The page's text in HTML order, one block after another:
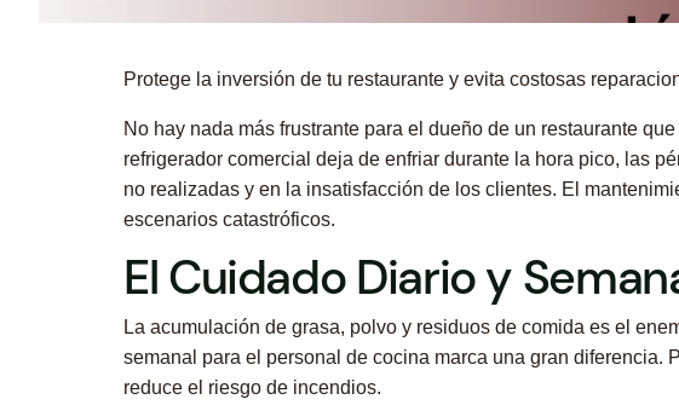
Protege la inversión de tu restaurante y evita costosas
No hay nada más frustrante para el dueño de un restaurante
refrigerador comercial deja de enfriar durante la hora pico, las
no realizadas y en la insatisfacción de los clientes. El
escenarios catastróficos.
El Cuidado Diario y
La acumulación de grasa, polvo y residuos de comida es el
semanal para el personal de cocina marca una gran diferencia.
reduce el riesgo de incendios.